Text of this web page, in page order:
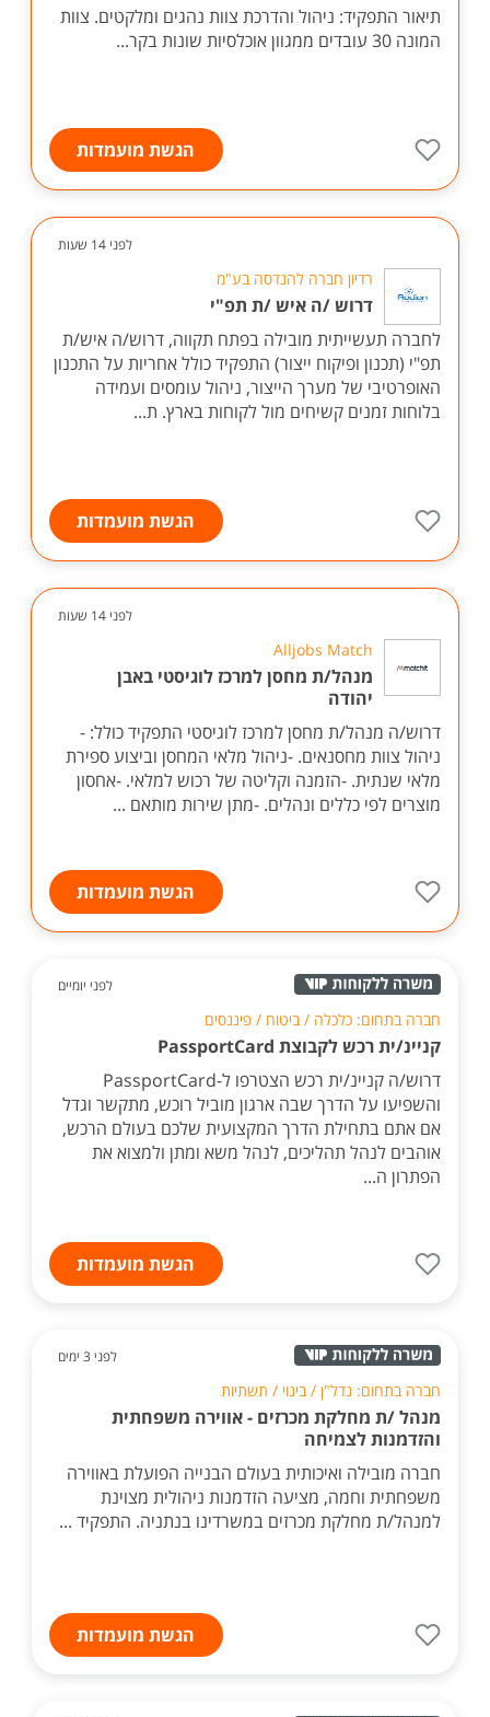
תיאור התפקיד: ניהול והדרכת צוות נהגים ומלקטים. צוות
המונה 30 עובדים ממגוון אוכלסיות שונות בקר...
הגשת מועמדות
לפני 14 שעות
רדיון חברה להנדסה בע"מ
דרוש /ה איש /ת תפ"י
לחברה תעשייתית מובילה בפתח תקווה, דרוש/ה איש/ת
תפ"י (תכנון ופיקוח ייצור) התפקיד כולל אחריות על התכנון
האופרטיבי של מערך הייצור, ניהול עומסים ועמידה
בלוחות זמנים קשיחים מול לקוחות בארץ. ת...
הגשת מועמדות
לפני 14 שעות
Alljobs Match
מנהל/ת מחסן למרכז לוגיסטי באבן
יהודה
דרוש/ה מנהל/ת מחסן למרכז לוגיסטי התפקיד כולל: -
ניהול צוות מחסנאים. -ניהול מלאי המחסן וביצוע ספירת
מלאי שנתית. -הזמנה וקליטה של רכוש למלאי. -אחסון
מוצרים לפי כללים ונהלים. -מתן שירות מותאם ...
הגשת מועמדות
לפני יומיים
חברה בתחום: כלכלה / ביטוח / פיננסים
קניינ/ית רכש לקבוצת PassportCard
דרוש/ה קניינ/ית רכש הצטרפו ל-PassportCard
והשפיעו על הדרך שבה ארגון מוביל רוכש, מתקשר וגדל
אם אתם בתחילת הדרך המקצועית שלכם בעולם הרכש,
אוהבים לנהל תהליכים, לנהל משא ומתן ולמצוא את
הפתרון ה...
הגשת מועמדות
לפני 3 ימים
חברה בתחום: נדל"ן / בינוי / תשתיות
מנהל /ת מחלקת מכרזים - אווירה משפחתית
והזדמנות לצמיחה
חברה מובילה ואיכותית בעולם הבנייה הפועלת באווירה
משפחתית וחמה, מציעה הזדמנות ניהולית מצוינת
למנהל/ת מחלקת מכרזים במשרדינו בנתניה. התפקיד ...
הגשת מועמדות